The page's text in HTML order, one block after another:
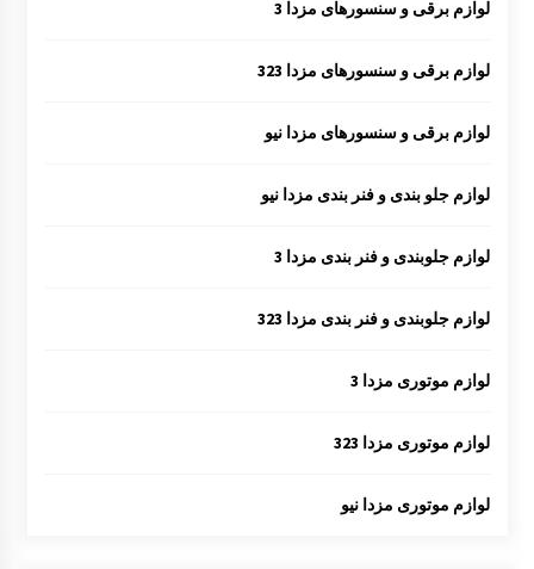
لوازم برقی و سنسورهای مزدا 3
لوازم برقی و سنسورهای مزدا 323
لوازم برقی و سنسورهای مزدا نیو
لوازم جلو بندی و فنر بندی مزدا نیو
لوازم جلوبندی و فنر بندی مزدا 3
لوازم جلوبندی و فنر بندی مزدا 323
لوازم موتوری مزدا 3
لوازم موتوری مزدا 323
لوازم موتوری مزدا نیو